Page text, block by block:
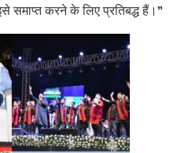
समाप्त करने के लिए प्रतिबद्ध हैं।”